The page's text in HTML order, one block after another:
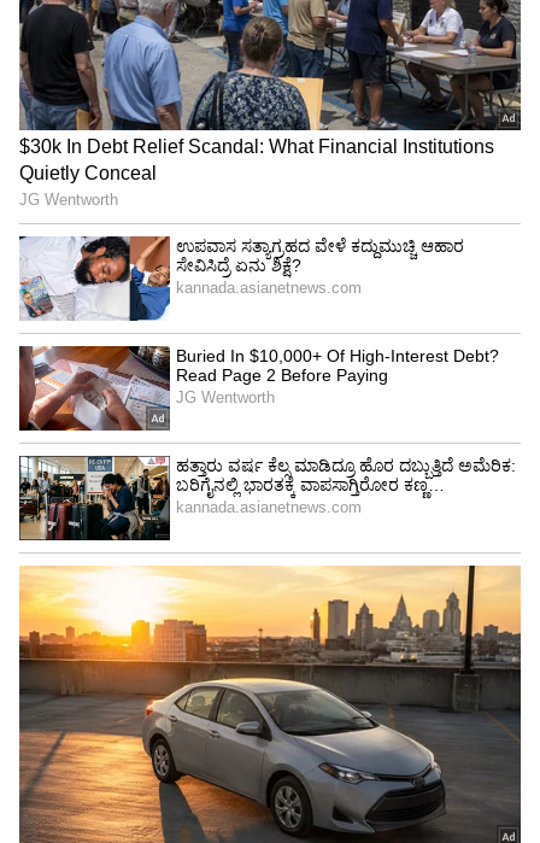
ಬೆಂಗಳೂರು ಆಪರೇಷನ್‌ ಲೆಪರ್ಡ್ ಸಕ್ಸಸ್‌, ಆದ್ರೆ
ಪೇಶಂಟ್‌ ಚಿರತೆ ಡೆಡ್
ಕನೆಹಲಗೆ ಎಂಬುದು ಕಂಬಳದಲ್ಲಿ ಅತ್ಯಂತ ಆಕರ್ಷಣೀಯ
ವಿಭಾಗವಾಗಿದ್ದು ಕೋಣಗಳ ಓಟಕ್ಕಿಂತ ಓಟದ ಭರದಲ್ಲಿ ಎಷ್ಟು
ಎತ್ತರಕ್ಕೆ ನೀರು ಚಿಮ್ಮಲಿದೆ ಎಂಬುದರ ಮೇಲೆ ಡಿಸೈಡ್
ಆಗುತ್ತದೆ. ಉಳಿದಂತೆ ಅಡ್ಡ ಹಲಗೆ ಅಡ್ಡಲಾಗಿರುವ ಹಲಗೆಯ
ಮೇಲೆ ನಿಂತು ಓಡುವುದು, ಹಗ್ಗ ಮತ್ತು ನೇಗಿಲು ಕಟ್ಟಿ ಓಡಿಸುವ
ವಿಭಾಗಗಳಿವೆ. ಕೋಣದ ಹಲ್ಲಿನ ಆಧಾರದಲ್ಲಿ ಹಿರಿಯ ಮತ್ತು
ಕಿರಿಯ ವಿಭಾಗ ಎಂದು ಡಿಸೈಡ್ ಮಾಡಲಾಗುತ್ತದೆ. ಇದನ್ನು
ನಿರ್ಧರಿಸಲು ಕಂಬಳ ನಡೆಯುವಾಗ ವಿಶೇಷ ತಜ್ಞರ ತಂಡ
ಕಂಬಳದಲ್ಲಿರುತ್ತದೆ. ಇದೇ ಬರುವ ನವೆಂಬರ್ 25, 26 ರಂದು
ಕಂಬಳ ಜಾತ್ರೆ ಅರಮನೆ ಮೈದಾನದಲ್ಲಿ ನಡೆಯಲಿದ್ದು ಭರದ
ತಯಾರಿಗಳು ಶುರುವಾಗಿದೆ.